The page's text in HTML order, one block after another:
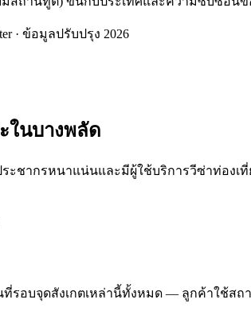
· ข้อมูลปรับปรุง 2026
ในบางพลัด
ะชากรหนาแน่นและมีผู้ใช้บริการวีซ่าท่องเ
รอบจุดสังเกตเหล่านี้ทั้งหมด — ลูกค้าใช้สถา